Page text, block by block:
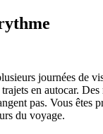
journées de
en autocar.
pas. Vous êtes
du voyage.